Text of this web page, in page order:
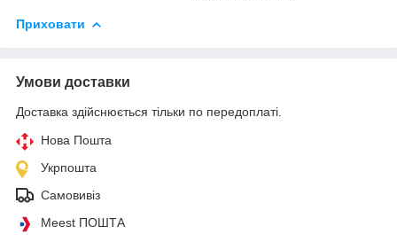
Приховати
Умови доставки
Доставка здійснюється тільки по передоплаті.
Нова Пошта
Укрпошта
Самовивіз
Meest ПОШТА